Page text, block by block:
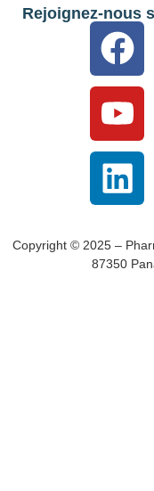
Rejoignez-nous
Copyright © 2025 –
87350